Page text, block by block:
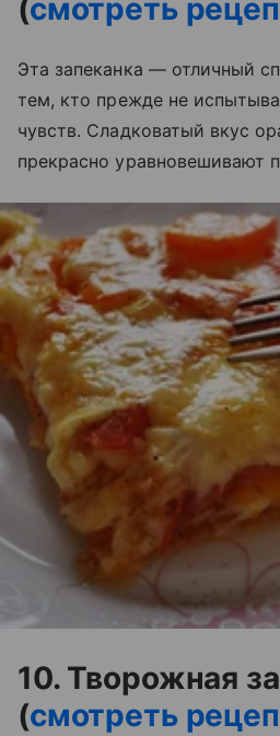
(смотреть
Эта запеканка — отличный
тем, кто прежде не
чувств. Сладковатый вкус
прекрасно уравновешивают
10. Творожная
(смотреть